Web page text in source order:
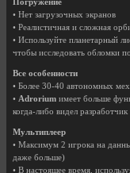
Погружение
• Нет загрузочных экранов
• Реалистичная и сложная
• Используйте планетарный
чтобы исследовать обломки
Все особенности
• Более 30-40 автономных
• Adrorium имеет больше
когда-либо видел разработчик
Мультиплеер
• Максимум 2 игрока на
даже больше)
• В настоящее время,